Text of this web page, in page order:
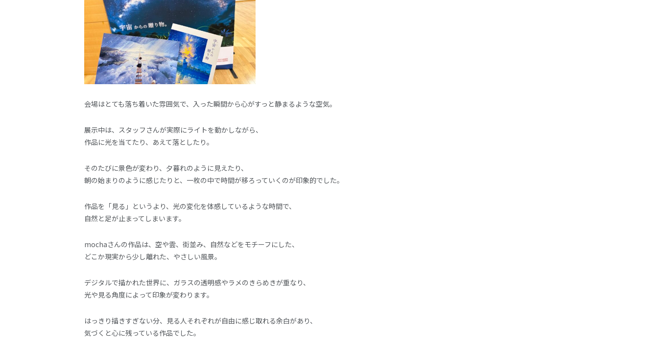
会場はとても落ち着いた雰囲気で、入った瞬間から心がすっと静まるような空気。
展示中は、スタッフさんが実際にライトを動かしながら、
作品に光を当てたり、あえて落としたり。
そのたびに景色が変わり、夕暮れのように見えたり、
朝の始まりのように感じたりと、一枚の中で時間が移ろっていくのが印象的でした。
作品を「見る」というより、光の変化を体感しているような時間で、
自然と足が止まってしまいます。
mochaさんの作品は、空や雲、街並み、自然などをモチーフにした、
どこか現実から少し離れた、やさしい風景。
デジタルで描かれた世界に、ガラスの透明感やラメのきらめきが重なり、
光や見る角度によって印象が変わります。
はっきり描きすぎない分、見る人それぞれが自由に感じ取れる余白があり、
気づくと心に残っている作品でした。